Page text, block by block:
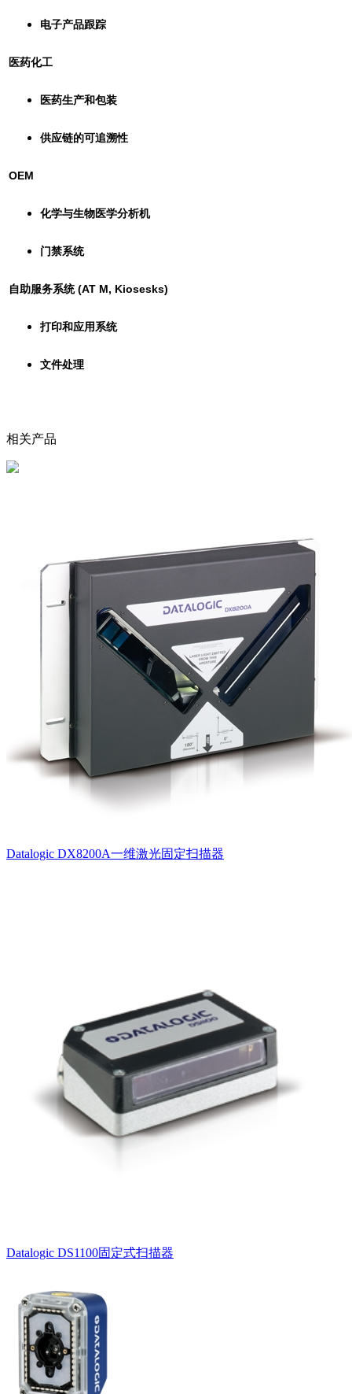
电子产品跟踪
医药化工
医药生产和包装
供应链的可追溯性
OEM
化学与生物医学分析机
门禁系统
自助服务系统 (AT M, Kiosesks)
打印和应用系统
文件处理
相关产品
Datalogic DX8200A一维激光固定扫描器
Datalogic DS1100固定式扫描器